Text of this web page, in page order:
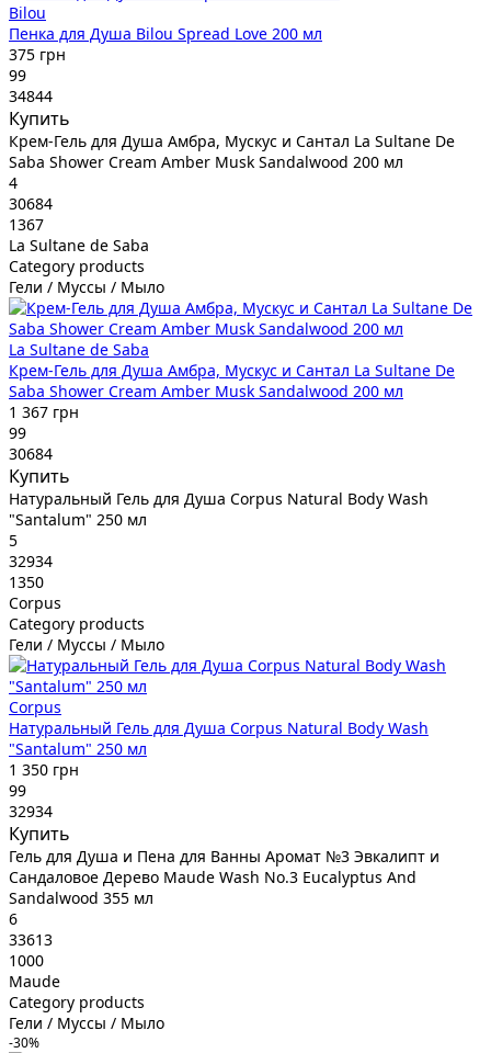
Bilou
Пенка для Душа Bilou Spread Love 200 мл
375 грн
99
34844
Купить
Крем-Гель для Душа Амбра, Мускус и Сантал La Sultane De
Saba Shower Cream Amber Musk Sandalwood 200 мл
4
30684
1367
La Sultane de Saba
Category products
Гели / Муссы / Мыло
La Sultane de Saba
Крем-Гель для Душа Амбра, Мускус и Сантал La Sultane De
Saba Shower Cream Amber Musk Sandalwood 200 мл
1 367 грн
99
30684
Купить
Натуральный Гель для Душа Corpus Natural Body Wash
"Santalum" 250 мл
5
32934
1350
Corpus
Category products
Гели / Муссы / Мыло
Corpus
Натуральный Гель для Душа Corpus Natural Body Wash
"Santalum" 250 мл
1 350 грн
99
32934
Купить
Гель для Душа и Пена для Ванны Аромат №3 Эвкалипт и
Сандаловое Дерево Maude Wash No.3 Eucalyptus And
Sandalwood 355 мл
6
33613
1000
Maude
Category products
Гели / Муссы / Мыло
-30%